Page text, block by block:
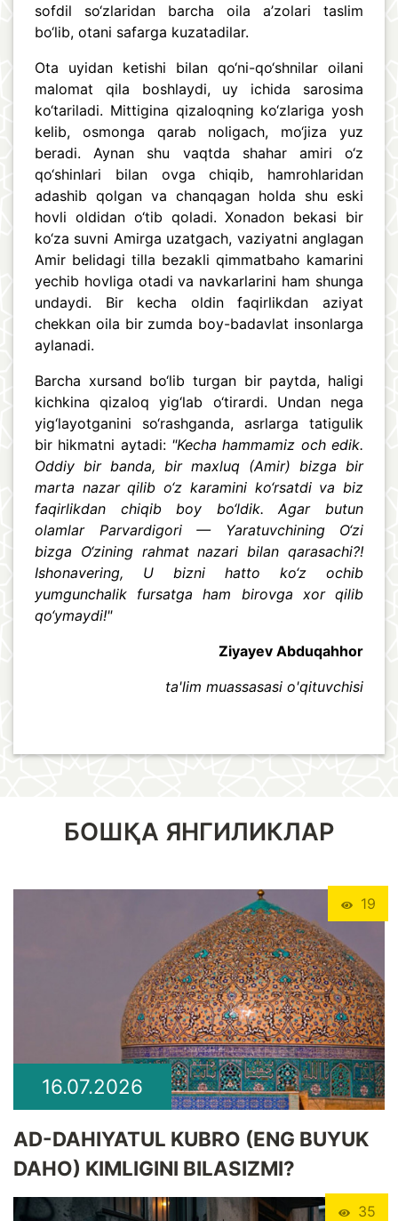
sofdil so‘zlaridan barcha oila a’zolari taslim
bo‘lib, otani safarga kuzatadilar.
Ota uyidan ketishi bilan qo‘ni-qo‘shnilar oilani
malomat qila boshlaydi, uy ichida sarosima
ko‘tariladi. Mittigina qizaloqning ko‘zlariga yosh
kelib, osmonga qarab noligach, mo‘jiza yuz
beradi. Aynan shu vaqtda shahar amiri o‘z
qo‘shinlari bilan ovga chiqib, hamrohlaridan
adashib qolgan va chanqagan holda shu eski
hovli oldidan o‘tib qoladi. Xonadon bekasi bir
ko‘za suvni Amirga uzatgach, vaziyatni anglagan
Amir belidagi tilla bezakli qimmatbaho kamarini
yechib hovliga otadi va navkarlarini ham shunga
undaydi. Bir kecha oldin faqirlikdan aziyat
chekkan oila bir zumda boy-badavlat insonlarga
aylanadi.
Barcha xursand bo‘lib turgan bir paytda, haligi
kichkina qizaloq yig‘lab o‘tirardi. Undan nega
yig‘layotganini so‘rashganda, asrlarga tatigulik
bir hikmatni aytadi: "Kecha hammamiz och edik.
Oddiy bir banda, bir maxluq (Amir) bizga bir
marta nazar qilib o‘z karamini ko‘rsatdi va biz
faqirlikdan chiqib boy bo‘ldik. Agar butun
olamlar Parvardigori — Yaratuvchining O‘zi
bizga O‘zining rahmat nazari bilan qarasachi?!
Ishonavering, U bizni hatto ko‘z ochib
yumgunchalik fursatga ham birovga xor qilib
qo‘ymaydi!"
Ziyayev Abduqahhor
ta'lim muassasasi o'qituvchisi
БОШҚА ЯНГИЛИКЛАР
19
16.07.2026
​AD-DAHIYATUL KUBRO (ENG BUYUK
DAHO) KIMLIGINI BILASIZMI?
35